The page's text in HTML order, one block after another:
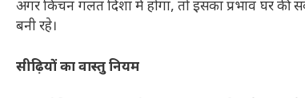
अगर किचन गलत दिशा में होगा, तो इसका प्रभाव घर
बनी रहे।
सीढ़ियों का वास्तु नियम